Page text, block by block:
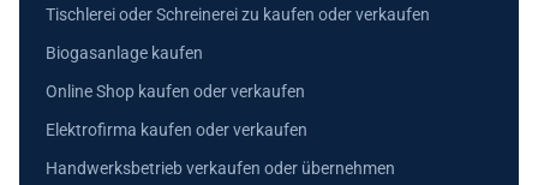
Tischlerei oder Schreinerei zu kaufen oder verkaufen
Biogasanlage kaufen
Online Shop kaufen oder verkaufen
Elektrofirma kaufen oder verkaufen
Handwerksbetrieb verkaufen oder übernehmen